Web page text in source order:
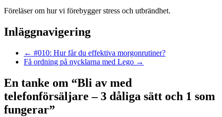
Föreläser om hur vi förebygger stress och utbrändhet.
Inläggnavigering
← #010: Hur får du effektiva morgonrutiner?
Få ordning på nycklarna med Lego →
En tanke om “Bli av med
telefonförsäljare – 3 dåliga sätt och 1 som
fungerar”